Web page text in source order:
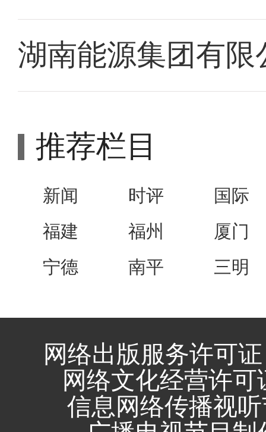
湖南能源集团有
推荐栏目
新闻 时评
国际
福建
福州
厦门
宁德
南平 三明
网络出版服务许可
网络文化经营许可
信息网络传播视